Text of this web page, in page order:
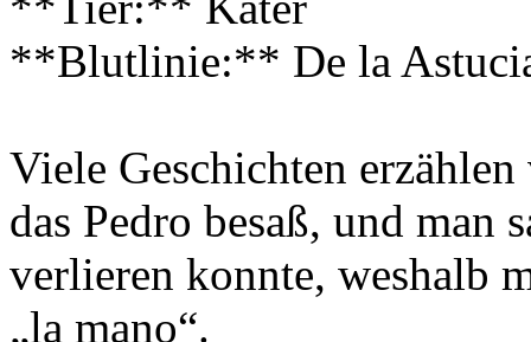
**Blutlinie:** De la
Viele Geschichten
das Pedro besaß, und man
verlieren konnte, weshalb
„la mano“.